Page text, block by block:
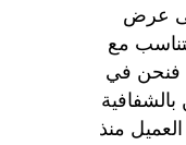
عرض
مع
فنحن في
بالشفافية
منذ